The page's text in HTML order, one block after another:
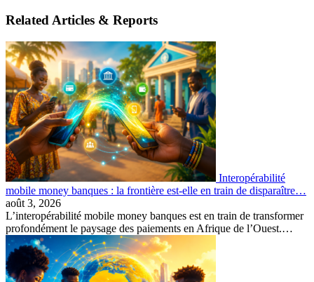
Related Articles & Reports
Interopérabilité
mobile money banques : la frontière est-elle en train de disparaître…
août 3, 2026
L’interopérabilité mobile money banques est en train de transformer
profondément le paysage des paiements en Afrique de l’Ouest.…